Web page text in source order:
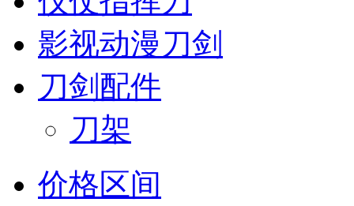
影视动漫刀剑
刀剑配件
刀架
价格区间